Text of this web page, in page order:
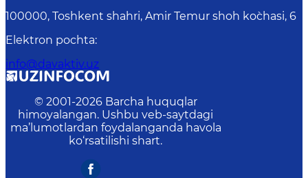
100000, Toshkent shahri, Amir Temur shoh ko`chasi, 6
Elektron pochta:
info@davaktiv.uz
© 2001-2026 Barcha huquqlar
himoyalangan. Ushbu veb-saytdagi
ma’lumotlardan foydalanganda havola
ko‘rsatilishi shart.